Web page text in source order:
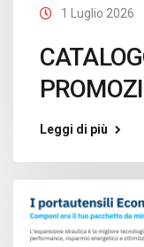
1 Luglio 2026
Leggi di più